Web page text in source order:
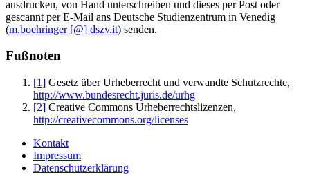
ausdrucken, von Hand unterschreiben und dieses per Post oder
gescannt per E-Mail ans Deutsche Studienzentrum in Venedig
(m.boehringer [@] dszv.it) senden.
Fußnoten
[1] Gesetz über Urheberrecht und verwandte Schutzrechte,
http://www.bundesrecht.juris.de/urhg
[2] Creative Commons Urheberrechtslizenzen,
http://creativecommons.org/licenses
Kontakt
Impressum
Datenschutzerklärung